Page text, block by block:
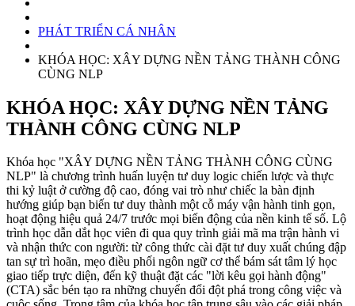
PHÁT TRIỂN CÁ NHÂN
KHÓA HỌC: XÂY DỰNG NỀN TẢNG THÀNH CÔNG
CÙNG NLP
KHÓA HỌC: XÂY DỰNG NỀN TẢNG
THÀNH CÔNG CÙNG NLP
Khóa học "XÂY DỰNG NỀN TẢNG THÀNH CÔNG CÙNG
NLP" là chương trình huấn luyện tư duy logic chiến lược và thực
thi kỷ luật ở cường độ cao, đóng vai trò như chiếc la bàn định
hướng giúp bạn biến tư duy thành một cỗ máy vận hành tinh gọn,
hoạt động hiệu quả 24/7 trước mọi biến động của nền kinh tế số. Lộ
trình học dẫn dắt học viên đi qua quy trình giải mã ma trận hành vi
và nhận thức con người: từ công thức cài đặt tư duy xuất chúng đập
tan sự trì hoãn, mẹo điều phối ngôn ngữ cơ thể bám sát tâm lý học
giao tiếp trực diện, đến kỹ thuật đặt các "lời kêu gọi hành động"
(CTA) sắc bén tạo ra những chuyển đổi đột phá trong công việc và